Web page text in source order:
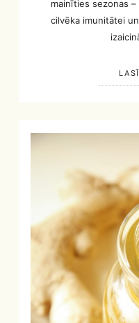
mainīties sezonas –
cilvēka imunitātei